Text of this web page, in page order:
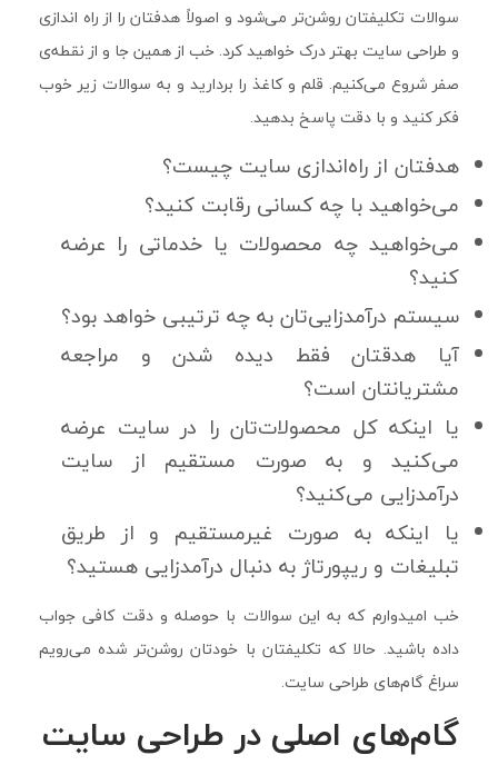
سوالات تکلیفتان روشن‌تر می‌شود و اصولاً هدفتان را از راه اندازی
و طراحی سایت بهتر درک خواهید کرد. خب از همین جا و از نقطه‌ی
صفر شروع می‌کنیم. قلم و کاغذ را بردارید و به سوالات زیر خوب
فکر کنید و با دقت پاسخ بدهید.
هدفتان از راه‌اندازی سایت چیست؟
می‌خواهید با چه کسانی رقابت کنید؟
می‌خواهید چه محصولات یا خدماتی را عرضه
کنید؟
سیستم درآمدزایی‌تان به چه ترتیبی خواهد بود؟
آیا هدقتان فقط دیده شدن و مراجعه
مشتریانتان است؟
یا اینکه کل محصولات‌تان را در سایت عرضه
می‌کنید و به صورت مستقیم از سایت
درآمدزایی می‌کنید؟
یا اینکه به صورت غیرمستقیم و از طریق
تبلیغات و ریپورتاژ به دنبال درآمدزایی هستید؟
خب امیدوارم که به این سوالات با حوصله و دقت کافی جواب
داده باشید. حالا که تکلیفتان با خودتان روشن‌تر شده می‌رویم
سراغ گام‌های طراحی سایت.
گام‌های اصلی در طراحی سایت